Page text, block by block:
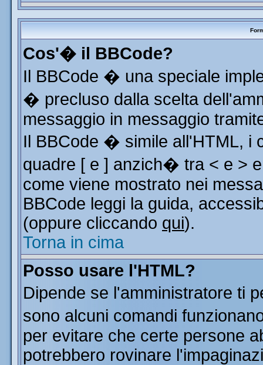
Cos'� il BBCode?
Il BBCode � una speciale
� precluso dalla scelta
messaggio in messaggio
Il BBCode � simile all'HTML, i
quadre [ e ] anzich� tra < e >
come viene mostrato nei
BBCode leggi la guida,
(oppure cliccando qui).
Torna in cima
Posso usare l'HTML?
Dipende se l'amministratore ti
sono alcuni comandi
per evitare che certe persone
potrebbero rovinare